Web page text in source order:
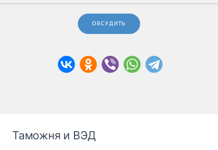
ОБСУДИТЬ
Таможня и ВЭД